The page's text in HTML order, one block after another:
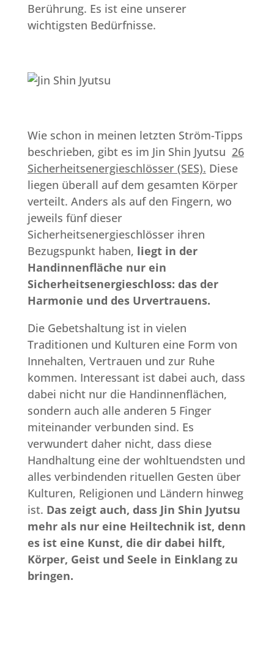
Berührung. Es ist eine unserer
wichtigsten Bedürfnisse.
Wie schon in meinen letzten Ström-Tipps
beschrieben, gibt es im Jin Shin Jyutsu 26
Sicherheitsenergieschlösser (SES). Diese
liegen überall auf dem gesamten Körper
verteilt. Anders als auf den Fingern, wo
jeweils fünf dieser
Sicherheitsenergieschlösser ihren
Bezugspunkt haben, liegt in der
Handinnenfläche nur ein
Sicherheitsenergieschloss: das der
Harmonie und des Urvertrauens.
Die Gebetshaltung ist in vielen
Traditionen und Kulturen eine Form von
Innehalten, Vertrauen und zur Ruhe
kommen. Interessant ist dabei auch, dass
dabei nicht nur die Handinnenflächen,
sondern auch alle anderen 5 Finger
miteinander verbunden sind. Es
verwundert daher nicht, dass diese
Handhaltung eine der wohltuendsten und
alles verbindenden rituellen Gesten über
Kulturen, Religionen und Ländern hinweg
ist. Das zeigt auch, dass Jin Shin Jyutsu
mehr als nur eine Heiltechnik ist, denn
es ist eine Kunst, die dir dabei hilft,
Körper, Geist und Seele in Einklang zu
bringen.